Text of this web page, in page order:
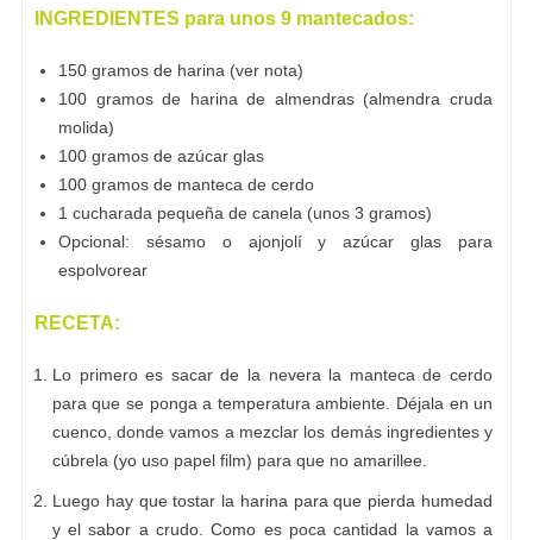
INGREDIENTES para unos 9 mantecados:
150 gramos de harina (ver nota)
100 gramos de harina de almendras (almendra cruda
molida)
100 gramos de azúcar glas
100 gramos de manteca de cerdo
1 cucharada pequeña de canela (unos 3 gramos)
Opcional: sésamo o ajonjolí y azúcar glas para
espolvorear
RECETA:
Lo primero es sacar de la nevera la manteca de cerdo
para que se ponga a temperatura ambiente. Déjala en un
cuenco, donde vamos a mezclar los demás ingredientes y
cúbrela (yo uso papel film) para que no amarillee.
Luego hay que tostar la harina para que pierda humedad
y el sabor a crudo. Como es poca cantidad la vamos a